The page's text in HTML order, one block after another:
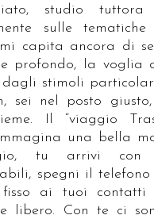
studio
sulle
capita ancora di
e profondo, la voglia
dagli stimoli
sei nel posto giusto,
Il “viaggio
una bella
tu arrivi con
spegni il
fisso ai tuoi contatti
libero. Con te ci